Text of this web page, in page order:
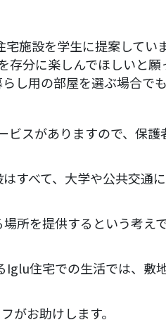
施設を学生に提案してい
分に楽しんでほしいと願
し用の部屋を選ぶ場合で
スがありますので、保
すべて、大学や公共交通
所を提供するという考え
住宅での生活では、敷
がお助けします。